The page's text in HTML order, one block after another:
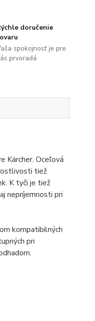
doručenie
spokojnosť je pre
prvoradá
Kärcher. Oceľová
tiež
K tyči je tiež
nepríjemnosti pri
kompatibilných
pri